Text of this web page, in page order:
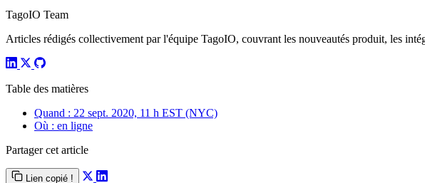
TagoIO Team
Articles rédigés collectivement par l'équipe TagoIO, couvrant les nouveautés produit, les
Table des matières
Quand : 22 sept. 2020, 11 h EST (NYC)
Où : en ligne
Partager cet article
Lien copié !